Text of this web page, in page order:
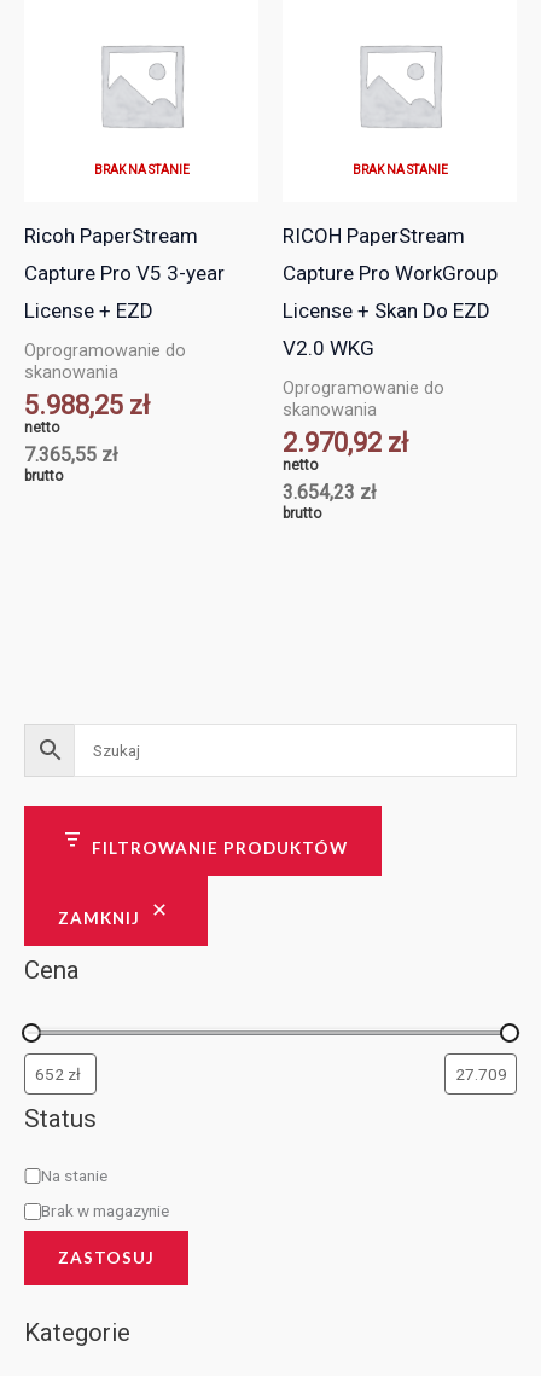
FILTROWANIE PRODUKTÓW
ZAMKNIJ
Cena
Status
Na stanie
Brak w magazynie
ZASTOSUJ
Kategorie
BRAK NA STANIE
Ricoh PaperStream
Capture Pro V5 3-year
License + EZD
Oprogramowanie do
skanowania
5.988,25 zł
netto
7.365,55 zł
brutto
BRAK NA STANIE
RICOH PaperStream
Capture Pro WorkGroup
License + Skan Do EZD
V2.0 WKG
Oprogramowanie do
skanowania
2.970,92 zł
netto
3.654,23 zł
brutto